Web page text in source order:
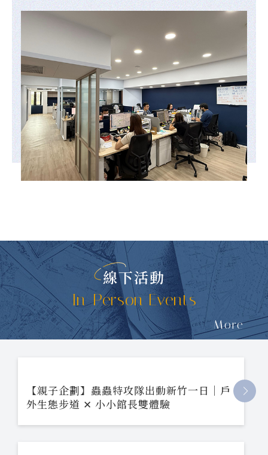
線下活動
In-Person Events
More
【親子企劃】蟲蟲特攻隊出動新竹一日｜戶
外生態步道 ✕ 小小館長雙體驗